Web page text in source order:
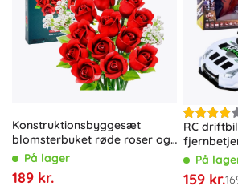
Konstruktionsbyggesæt
blomsterbuket røde roser og
gypsophila, 952 dele
På lager
189 kr.
RC
På
159 kr.